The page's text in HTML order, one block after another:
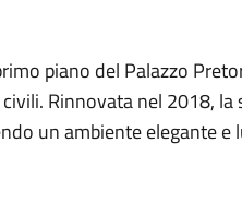
piano del Palazzo
Rinnovata nel 2018, la
un ambiente elegante e